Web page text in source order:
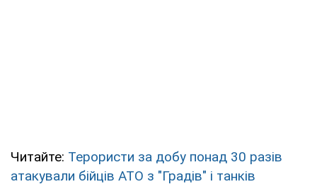
Читайте: Терористи за добу понад 30 разів
атакували бійців АТО з "Градів" і танків